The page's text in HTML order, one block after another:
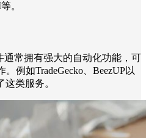
。
常拥有强大的自动化功能，可
例如TradeGecko、BeezUP以
这类服务。